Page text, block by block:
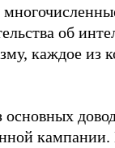
об
каждое из
кампании.